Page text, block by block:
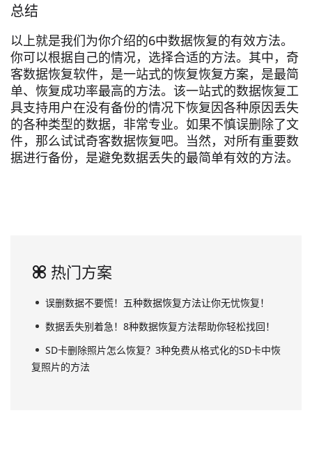
总结
以上就是我们为你介绍的6中数据恢复的有效方法。
你可以根据自己的情况，选择合适的方法。其中，奇
客数据恢复软件，是一站式的恢复恢复方案，是最简
单、恢复成功率最高的方法。该一站式的数据恢复工
具支持用户在没有备份的情况下恢复因各种原因丢失
的各种类型的数据，非常专业。如果不慎误删除了文
件，那么试试奇客数据恢复吧。当然，对所有重要数
据进行备份，是避免数据丢失的最简单有效的方法。
热门方案
误删数据不要慌！五种数据恢复方法让你无忧恢复！
数据丢失别着急！8种数据恢复方法帮助你轻松找回！
SD卡删除照片怎么恢复？3种免费从格式化的SD卡中恢
复照片的方法